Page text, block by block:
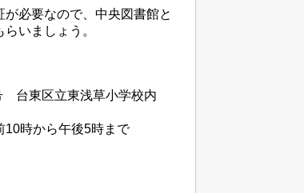
必要なので、中央図書館と
いましょう。
台東区立東浅草小学校内
時から午後5時まで